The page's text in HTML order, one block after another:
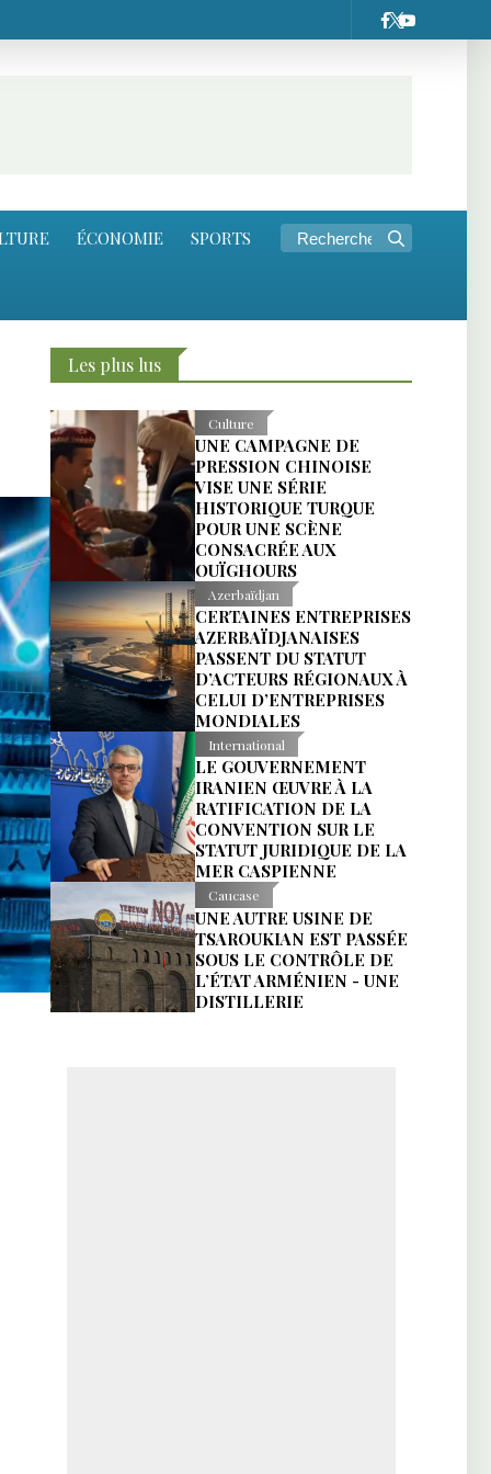
ÉCONOMIE SPORTS
Les plus lus
Culture
UNE CAMPAGNE DE
PRESSION CHINOISE
VISE UNE SÉRIE
HISTORIQUE TURQUE
POUR UNE SCÈNE
CONSACRÉE AUX
OUÏGHOURS
Azerbaïdjan
CERTAINES ENTREPRISES
AZERBAÏDJANAISES
PASSENT DU STATUT
D’ACTEURS RÉGIONAUX À
CELUI D’ENTREPRISES
MONDIALES
International
LE GOUVERNEMENT
IRANIEN ŒUVRE À LA
RATIFICATION DE LA
CONVENTION SUR LE
STATUT JURIDIQUE DE LA
MER CASPIENNE
Caucase
UNE AUTRE USINE DE
TSAROUKIAN EST PASSÉE
SOUS LE CONTRÔLE DE
L’ÉTAT ARMÉNIEN - UNE
DISTILLERIE